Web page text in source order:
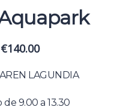
El
original
€165.00.
€140.00El
actual
€140.00.
LAGUNDIA
9.00 a 13.30